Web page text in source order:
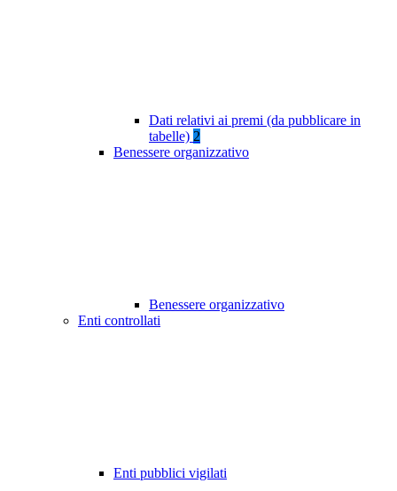
Dati relativi ai premi (da pubblicare in
tabelle) 2
Benessere organizzativo
Benessere organizzativo
Enti controllati
Enti pubblici vigilati